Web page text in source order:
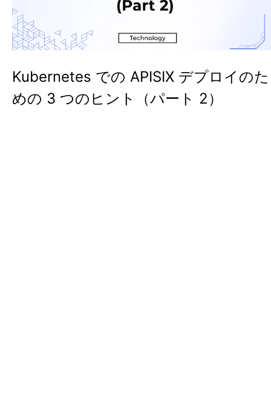
Kubernetes での APISIX デプロイのた
めの 3 つのヒント（パート 2）